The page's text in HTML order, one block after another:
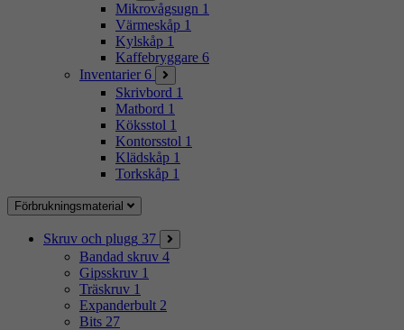
Mikrovågsugn 1
Värmeskåp 1
Kylskåp 1
Kaffebryggare 6
Inventarier 6
Skrivbord 1
Matbord 1
Köksstol 1
Kontorsstol 1
Klädskåp 1
Torkskåp 1
Förbrukningsmaterial
Skruv och plugg 37
Bandad skruv 4
Gipsskruv 1
Träskruv 1
Expanderbult 2
Bits 27